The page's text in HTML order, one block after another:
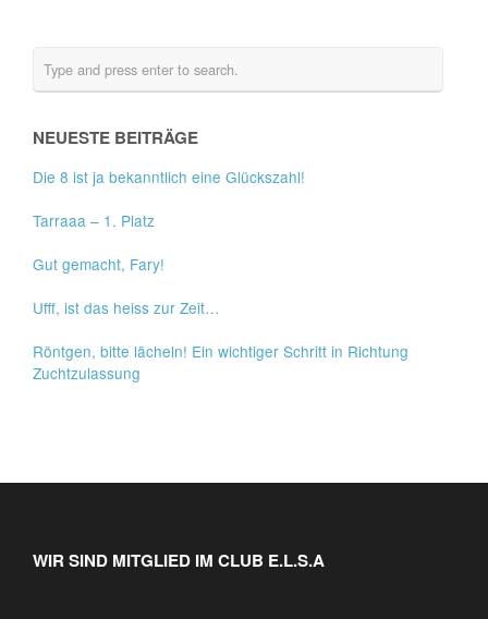
NEUESTE BEITRÄGE
Die 8 ist ja bekanntlich eine Glückszahl!
Tarraaa – 1. Platz
Gut gemacht, Fary!
Ufff, ist das heiss zur Zeit…
Röntgen, bitte lächeln! Ein wichtiger Schritt in Richtung
Zuchtzulassung
WIR SIND MITGLIED IM CLUB E.L.S.A